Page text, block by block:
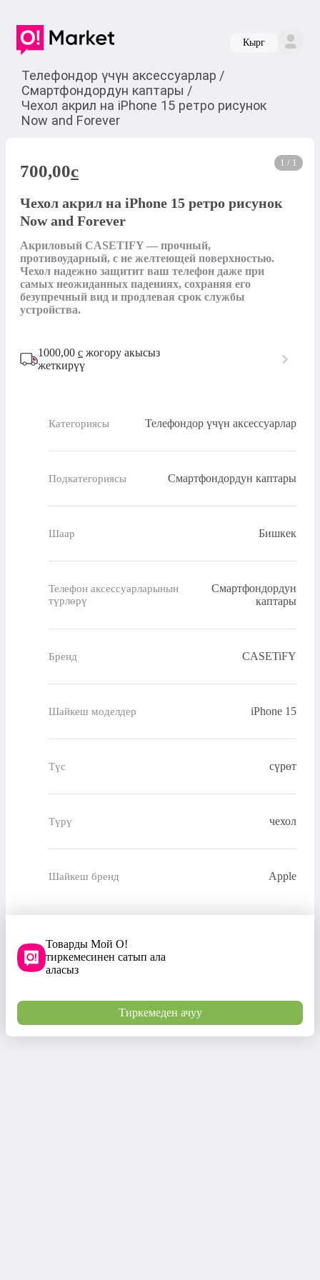
Кырг
Телефондор үчүн аксессуарлар /
Смартфондордун каптары /
Чехол акрил на iPhone 15 ретро рисунок
Now and Forever
1 / 1
700,00c
Чехол акрил на iPhone 15 ретро рисунок
Now and Forever
Акриловый CASETIFY — прочный,
противоударный, с не желтеющей поверхностью.
Чехол надежно защитит ваш телефон даже при
самых неожиданных падениях, сохраняя его
безупречный вид и продлевая срок службы
устройства.
1000,00 с жогору акысыз
жеткирүү
Категориясы Телефондор үчүн аксессуарлар
Подкатегориясы Смартфондордун каптары
Шаар Бишкек
Телефон аксессуарларынын
түрлөрү
Смартфондордун
каптары
Бренд CASETiFY
Шайкеш моделдер iPhone 15
Түс сүрөт
Түрү чехол
Шайкеш бренд Apple
Товарды Мой О!
тиркемесинен сатып ала
аласыз
Тиркемеден ачуу